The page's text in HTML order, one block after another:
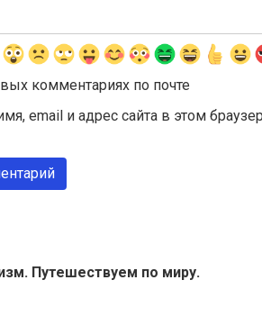
комментариях по почте
email и адрес сайта в этом
Путешествуем по миру.